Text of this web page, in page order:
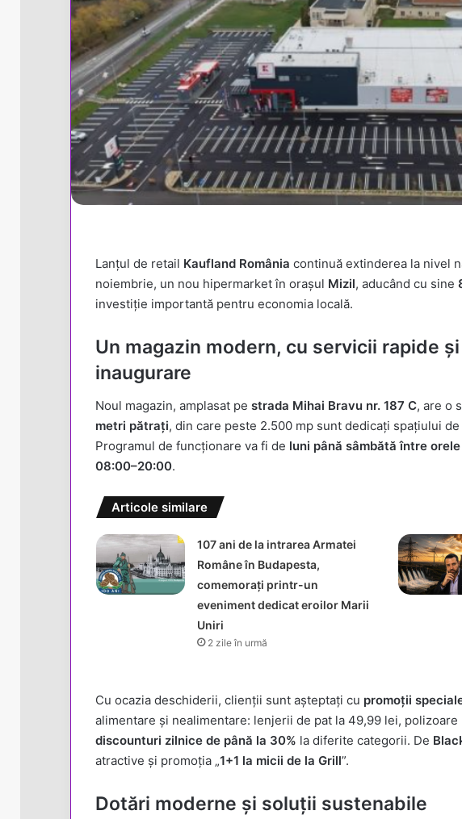
Lanțul de retail Kaufland România continuă extinderea la nivel
noiembrie, un nou hipermarket în orașul Mizil, aducând cu sine
investiție importantă pentru economia locală.
Un magazin modern, cu servicii rapide
inaugurare
Noul magazin, amplasat pe strada Mihai Bravu nr. 187 C, are o
metri pătrați, din care peste 2.500 mp sunt dedicați spațiului de
Programul de funcționare va fi de luni până sâmbătă între
08:00–20:00.
Articole similare
107 ani de la intrarea Armatei
Române în Budapesta,
comemorați printr-un
eveniment dedicat eroilor Marii
Uniri
2 zile în urmă
Cu ocazia deschiderii, clienții sunt așteptați cu promoții
alimentare și nealimentare: lenjerii de pat la 49,99 lei,
discounturi zilnice de până la 30% la diferite categorii. De
atractive și promoția „1+1 la micii de la Grill”.
Dotări moderne și soluții sustenabile